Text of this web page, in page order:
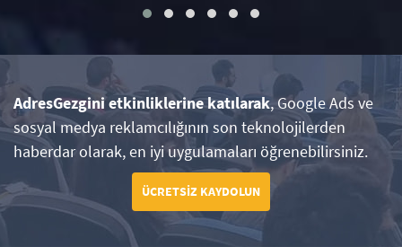
AdresGezgini etkinliklerine katılarak, Google Ads ve
sosyal medya reklamcılığının son teknolojilerden
haberdar olarak, en iyi uygulamaları öğrenebilirsiniz.
ÜCRETSİZ KAYDOLUN